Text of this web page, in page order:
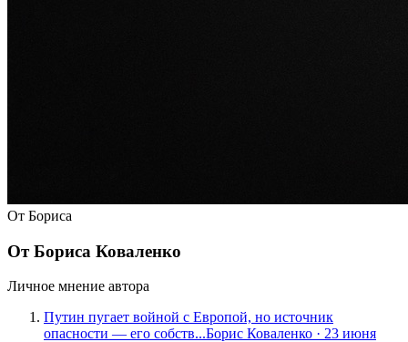
От Бориса
От Бориса Коваленко
Личное мнение автора
Путин пугает войной с Европой, но источник
опасности — его собств...Борис Коваленко · 23 июня